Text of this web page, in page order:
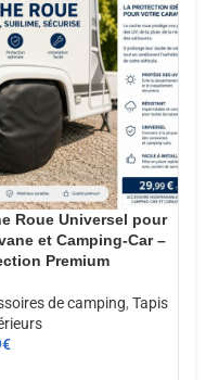
Roue Universel pour
et Camping-Car –
Premium
de camping, Tapis
€